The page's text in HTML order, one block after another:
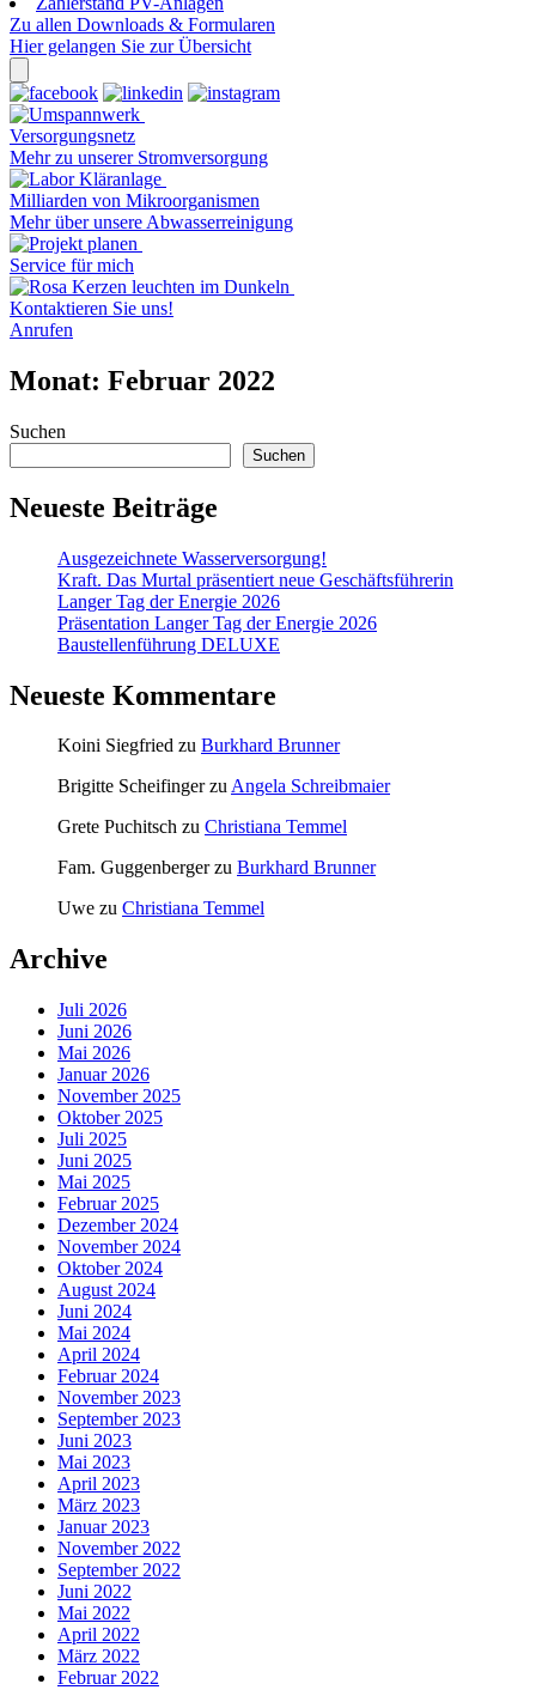
Zu allen Downloads & Formularen
Hier gelangen Sie zur Übersicht
Versorgungsnetz
Mehr zu unserer Stromversorgung
Milliarden von Mikroorganismen
Mehr über unsere Abwasserreinigung
Service für mich
Kontaktieren Sie uns!
Anrufen
Monat: Februar 2022
Suchen
Suchen
Neueste Beiträge
Ausgezeichnete Wasserversorgung!
Kraft. Das Murtal präsentiert neue Geschäftsführerin
Langer Tag der Energie 2026
Präsentation Langer Tag der Energie 2026
Baustellenführung DELUXE
Neueste Kommentare
Koini Siegfried zu Burkhard Brunner
Brigitte ScheifingerzuAngela Schreibmaier
Grete Puchitsch zu Christiana Temmel
Fam. Guggenbergerzu Burkhard Brunner
Uwe zu Christiana Temmel
Archive
Juli 2026
Juni 2026
Mai 2026
Januar 2026
November 2025
Oktober 2025
Juli 2025
Juni 2025
Mai 2025
Februar 2025
Dezember 2024
November 2024
Oktober 2024
August 2024
Juni 2024
Mai 2024
April 2024
Februar 2024
November 2023
September 2023
Juni 2023
Mai 2023
April 2023
März 2023
Januar 2023
November 2022
September 2022
Juni 2022
Mai 2022
April 2022
März 2022
Februar 2022